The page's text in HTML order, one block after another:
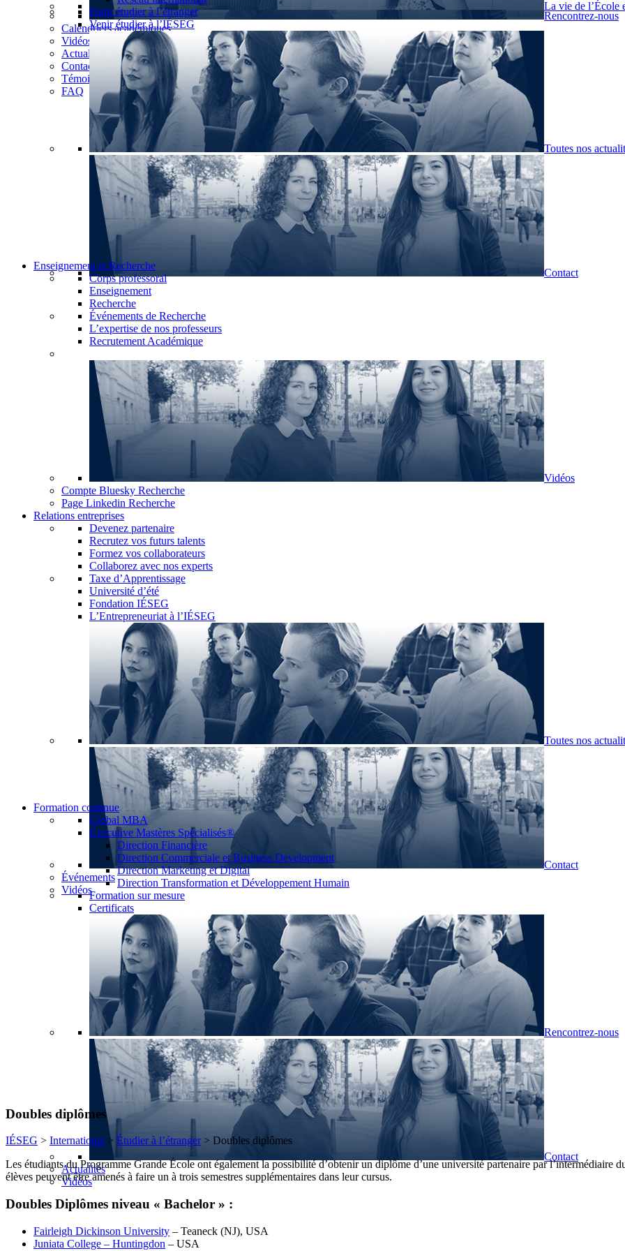
Rencontrez-nous
Calendriers académiques
Vidéos
Actualités
Contact
Témoignages
FAQ
La vie de l’École
Partir étudier à l’étranger
Venir étudier à l’IÉSEG
Toutes nos
Contact
Enseignement et Recherche
Corps professoral
Enseignement
Recherche
Événements de Recherche
L’expertise de nos professeurs
Recrutement Académique
Vidéos
Compte Bluesky Recherche
Page Linkedin Recherche
Relations entreprises
Devenez partenaire
Recrutez vos futurs talents
Formez vos collaborateurs
Collaborez avec nos experts
Taxe d’Apprentissage
Université d’été
Fondation IÉSEG
L’Entrepreneuriat à l’IÉSEG
Toutes nos
Contact
Événements
Vidéos
Formation continue
Global MBA
Executive Mastères Spécialisés®
Direction Financière
Direction Commerciale et Business Development
Direction Marketing et Digital
Direction Transformation et Développement Humain
Formation sur mesure
Certificats
Rencontrez-nous
Contact
Actualités
Vidéos
Doubles diplômes
IÉSEG > International > Étudier à l’étranger> Doubles diplômes
Les étudiants du Programme Grande École ont également la possibilité d’obtenir un diplôme d’une université partenaire par l’intermédiaire
élèves peuvent être amenés à faire un à trois semestres supplémentaires dans leur cursus.
Doubles Diplômes niveau « Bachelor » :
Fairleigh Dickinson University – Teaneck (NJ), USA
Juniata College – Huntingdon – USA